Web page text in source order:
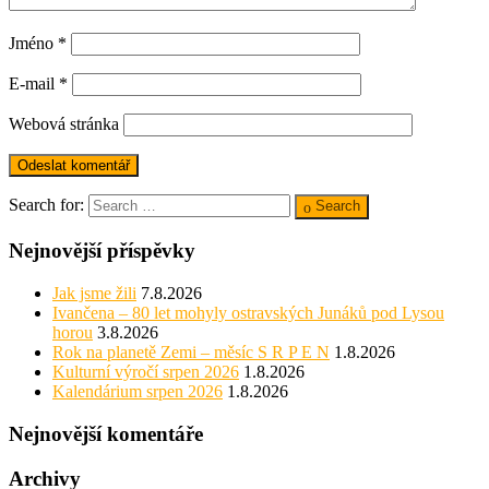
Jméno *
E-mail *
Webová stránka
Search for: Search
Nejnovější příspěvky
Jak jsme žili 7.8.2026
Ivančena – 80 let mohyly ostravských Junáků pod Lysou
horou 3.8.2026
Rok na planetě Zemi – měsíc S R P E N 1.8.2026
Kulturní výročí srpen 2026 1.8.2026
Kalendárium srpen 2026 1.8.2026
Nejnovější komentáře
Archivy